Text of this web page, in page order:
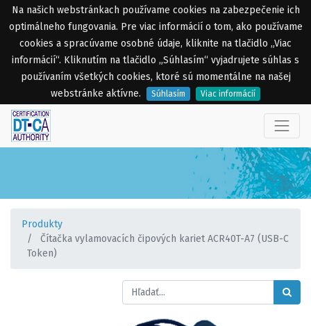
Na našich webstránkach používame cookies na zabezpečenie ich
optimálneho fungovania. Pre viac informácií o tom, ako používame
cookies a spracúvame osobné údaje, kliknite na tlačidlo „Viac
informácií“. Kliknutím na tlačidlo „Súhlasím“ vyjadrujete súhlas s
používaním všetkých cookies, ktoré sú momentálne na našej
webstránke aktívne.
Súhlasím Viac informácií
Produkty
Čítačka vylamovacích čipových kariet ACR40T-A7 (USB-C
Token)